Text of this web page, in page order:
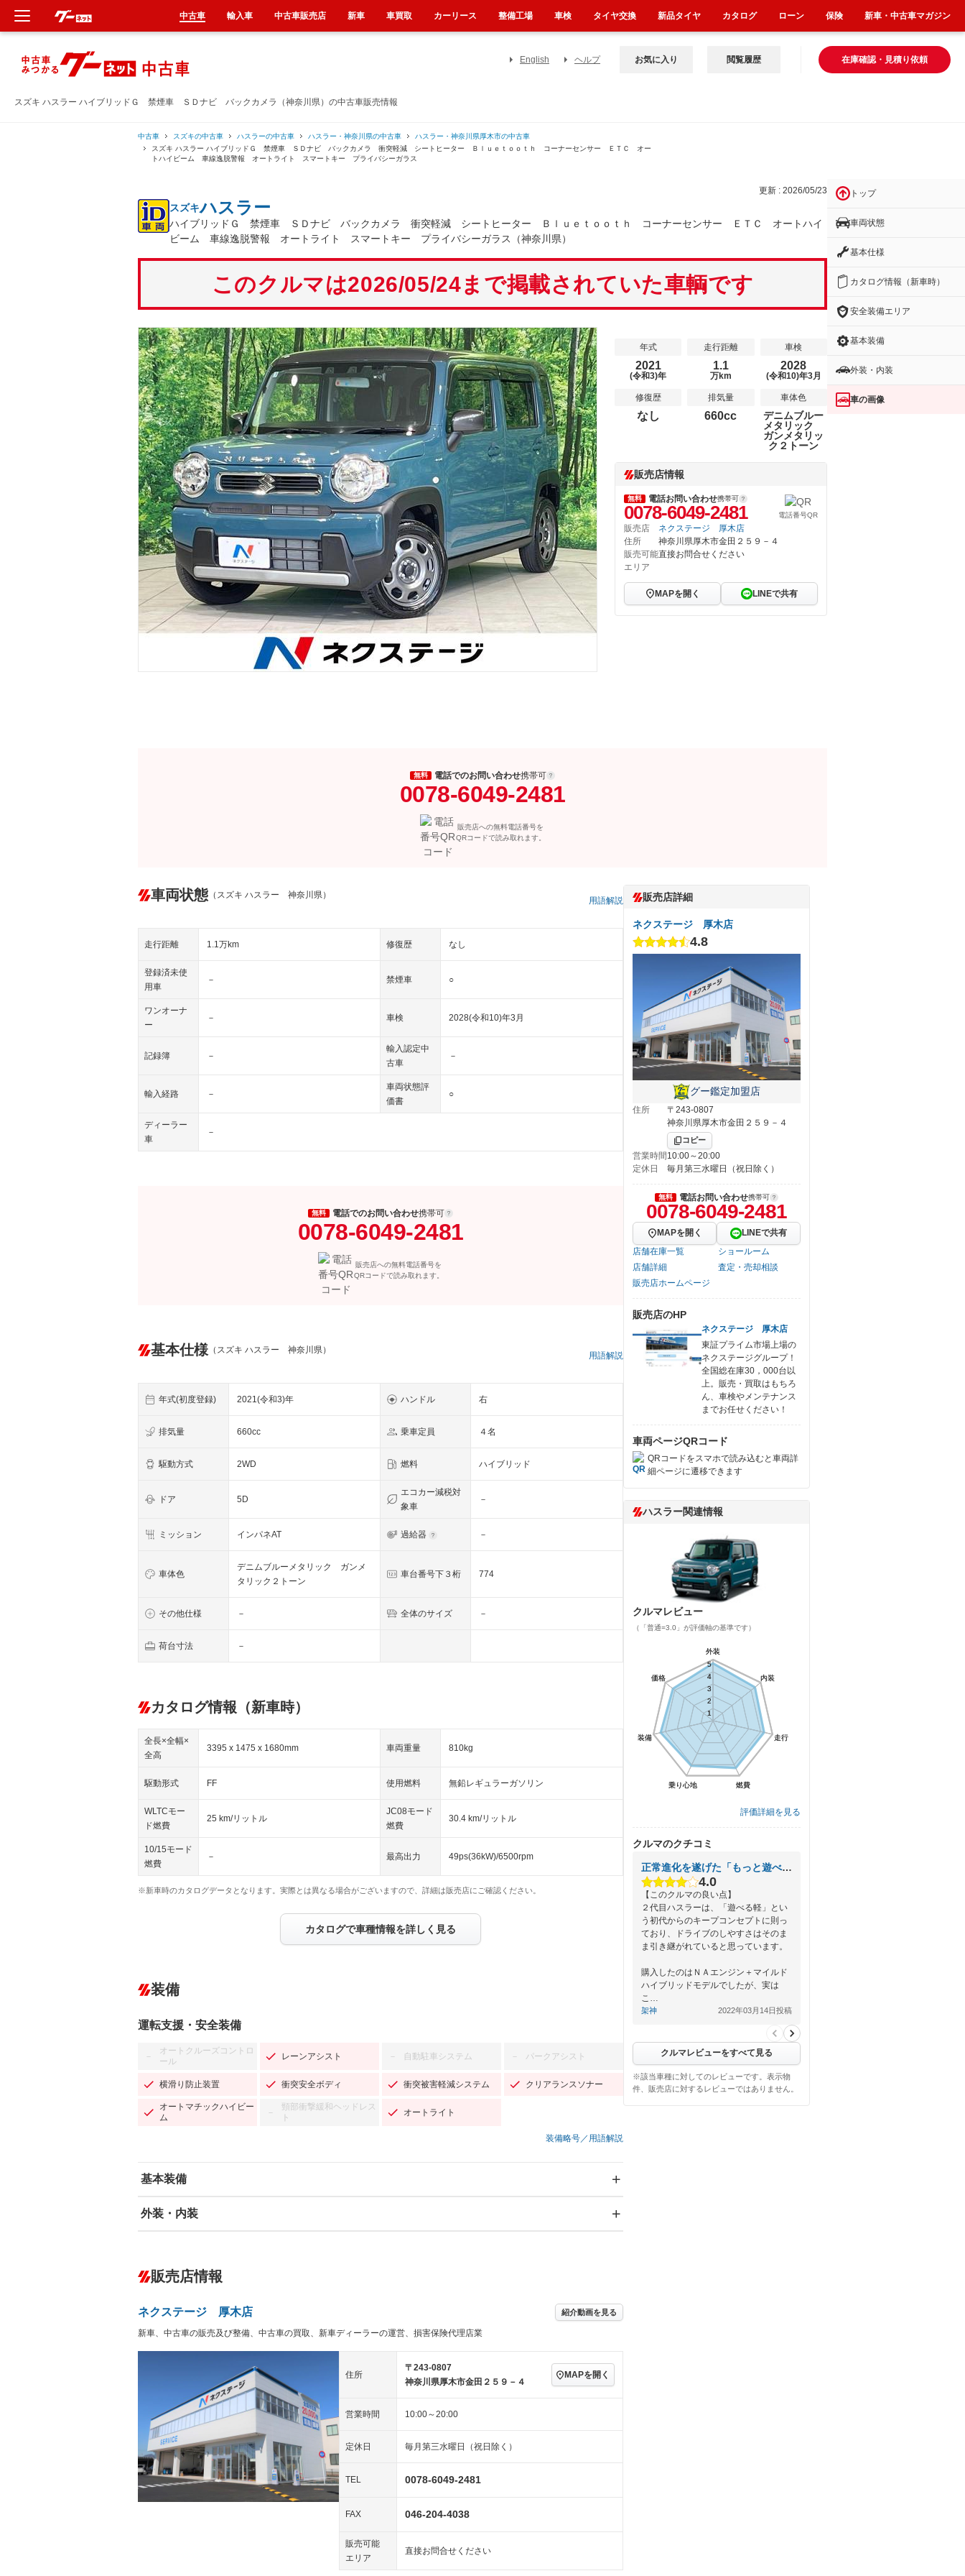
スズキ ハスラー ハイブリッドＧ 禁煙車 ＳＤナビ バックカメラ（神奈川県）の中古車販売情報
English ヘルプ 在庫確認・見積り依頼
お気に入り 閲覧履歴
中古車 スズキの中古車 ハスラーの中古車 ハスラー・神奈川県の中古車
ハスラー・神奈川県厚木市の中古車
スズキ ハスラー ハイブリッドＧ 禁煙車 ＳＤナビ バックカメラ 衝突軽減 シートヒーター Ｂｌｕｅｔｏｏｔｈ コーナーセンサー ＥＴＣ オー
トハイビーム 車線逸脱警報 オートライト スマートキー プライバシーガラス
更新 : 2026/05/23
スズキハスラー
ハイブリッドＧ 禁煙車 ＳＤナビ バックカメラ 衝突軽減 シートヒーター Ｂｌｕｅｔｏｏｔｈ コーナーセンサー ＥＴＣ オートハイ
ビーム 車線逸脱警報 オートライト スマートキー プライバシーガラス（神奈川県）
このクルマは2026/05/24まで掲載されていた車輌です
年式
2021
(令和3)年
走行距離
1.1
万km
車検
2028
(令和10)年3月
修復歴
なし
排気量
660cc
車体色
デニムブルー
メタリック
ガンメタリッ
ク２トーン
販売店情報
無料 電話お問い合わせ携帯可
0078-6049-2481 電話番号QR
販売店
ネクステージ 厚木店
住所
神奈川県厚木市金田２５９－４
販売可能
エリア
直接お問合せください
MAPを開く LINEで共有
無料 電話でのお問い合わせ携帯可
0078-6049-2481
販売店への無料電話番号を
QRコードで読み取れます。
車両状態 （スズキ ハスラー 神奈川県）
用語解説
走行距離 1.1万km 修復歴 なし
登録済未使
用車
－ 禁煙車 ○
ワンオーナ
ー
－ 車検 2028(令和10)年3月
記録簿 －
輸入認定中
古車
－
輸入経路 －
車両状態評
価書
○
ディーラー
車
－
無料 電話でのお問い合わせ携帯可
0078-6049-2481
販売店への無料電話番号を
QRコードで読み取れます。
基本仕様 （スズキ ハスラー 神奈川県）
用語解説
年式(初度登録) 2021(令和3)年 ハンドル 右
排気量 660cc 乗車定員 ４名
駆動方式 2WD 燃料 ハイブリッド
ドア 5D
エコカー減税対
象車
－
ミッション インパネAT 過給器 －
車体色
デニムブルーメタリック ガンメ
タリック２トーン
車台番号下３桁 774
その他仕様 － 全体のサイズ －
荷台寸法 －
カタログ情報（新車時）
全長×全幅×
全高
3395 x 1475 x 1680mm 車両重量 810kg
駆動形式 FF 使用燃料 無鉛レギュラーガソリン
WLTCモー
ド燃費
25 km/リットル
JC08モード
燃費
30.4 km/リットル
10/15モード
燃費
－ 最高出力 49ps(36kW)/6500rpm
※新車時のカタログデータとなります。実際とは異なる場合がございますので、詳細は販売店にご確認ください。
カタログで車種情報を詳しく見る
装備
運転支援・安全装備
－
オートクルーズコントロ
ール
レーンアシスト － 自動駐車システム － パークアシスト
横滑り防止装置 衝突安全ボディ 衝突被害軽減システム クリアランスソナー
オートマチックハイビー
ム
－
頸部衝撃緩和ヘッドレス
ト
オートライト
装備略号／用語解説
基本装備
エアバッグ：運転席/助手席/サイド
－ ダウンヒルアシストコントロール
Bluetooth接続 センターデフロック
装備略号／用語解説
外装・内装
オーディオ：CDまたはCDチェンジャー
－
ヘッドライトウォッシャ
ー
キーレス
－ LEDヘッドランプ － HID(キセノンライト) － ポータブルナビ
スマートキー ローダウン
ランフラットタイヤ パワーシート 3列シート ベンチシート
フルフラットシート － チップアップシート オットマン
シートヒーター － ウォークスルー 後席モニター
－ フロントカメラ － シートエアコン
－ エアサスペンション
販売店情報
ネクステージ 厚木店 紹介動画を見る
新車、中古車の販売及び整備、中古車の買取、新車ディーラーの運営、損害保険代理店業
住所
〒243-0807
神奈川県厚木市金田２５９－４
MAPを開く
営業時間 10:00～20:00
定休日 毎月第三水曜日（祝日除く）
TEL 0078-6049-2481
FAX 046-204-4038
販売可能
エリア
直接お問合せください
販売店詳細
ネクステージ 厚木店
4.8
グー鑑定加盟店
住所
〒243-0807
神奈川県厚木市金田２５９－４
コピー
営業時間10:00～20:00
定休日
毎月第三水曜日（祝日除く）
無料 電話お問い合わせ携帯可
0078-6049-2481
MAPを開く
LINEで共有
店舗在庫一覧
ショールーム
店舗詳細
査定・売却相談
販売店ホームページ
販売店のHP
ネクステージ 厚木店
東証プライム市場上場の
ネクステージグループ！
全国総在庫30，000台以
上。販売・買取はもちろ
ん、車検やメンテナンス
までお任せください！
車両ページQRコード
QRコードをスマホで読み込むと車両詳
細ページに遷移できます
ハスラー関連情報
クルマレビュー
（「普通=3.0」が評価軸の基準です）
外装
内装
走行
燃費
乗り心地
装備
価格
1
2
3
4
5
外装
内装
走行
燃費
乗り心地
装備
価格
1
2
3
4
5
評価詳細を見る
クルマのクチコミ
正常進化を遂げた「もっと遊べる軽」
4.0
【このクルマの良い点】
２代目ハスラーは、「遊べる軽」とい
う初代からのキープコンセプトに則っ
ており、ドライブのしやすさはそのま
ま引き継がれていると思っています。
購入したのはＮＡエンジン＋マイルド
ハイブリッドモデルでしたが、実は
こ…
架神 2022年03月14日投稿
クルマレビューをすべて見る
※該当車種に対してのレビューです。表示物
件、販売店に対するレビューではありません。
トップ
車両状態
基本仕様
カタログ情報（新車時）
安全装備エリア
基本装備
外装・内装
車の画像
中古車 輸入車 中古車販売店 新車 車買取 カーリース 整備工場 車検 タイヤ交換 新品タイヤ カタログ ローン 保険 新車・中古車マガジン
新車
中古車